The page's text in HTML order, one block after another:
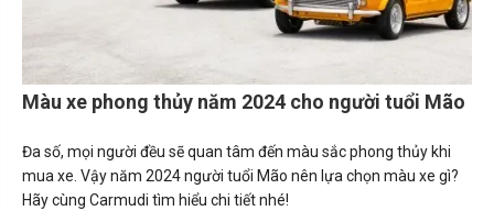
Màu xe phong thủy năm 2024 cho người tuổi Mão
Đa số, mọi người đều sẽ quan tâm đến màu sắc phong thủy khi
mua xe. Vậy năm 2024 người tuổi Mão nên lựa chọn màu xe gì?
Hãy cùng Carmudi tìm hiểu chi tiết nhé!